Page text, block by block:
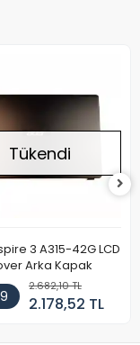
Tükendi
3 A315-42G LCD
Arka Kapak
2.682,10 TL
2.178,52 TL